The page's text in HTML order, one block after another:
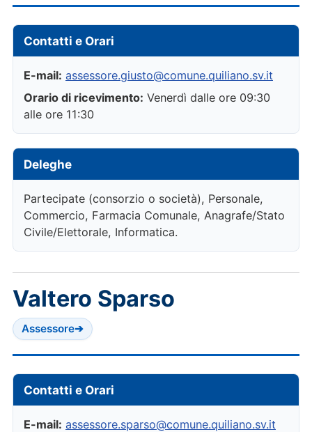
Contatti e Orari
E-mail: assessore.giusto@comune.quiliano.sv.it
Orario di ricevimento: Venerdì dalle ore 09:30
alle ore 11:30
Deleghe
Partecipate (consorzio o società), Personale,
Commercio, Farmacia Comunale, Anagrafe/Stato
Civile/Elettorale, Informatica.
Valtero Sparso
Assessore➔
Contatti e Orari
E-mail: assessore.sparso@comune.quiliano.sv.it